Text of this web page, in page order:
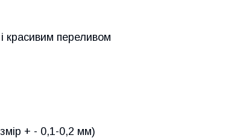
красивим переливом
+ - 0,1-0,2 мм)